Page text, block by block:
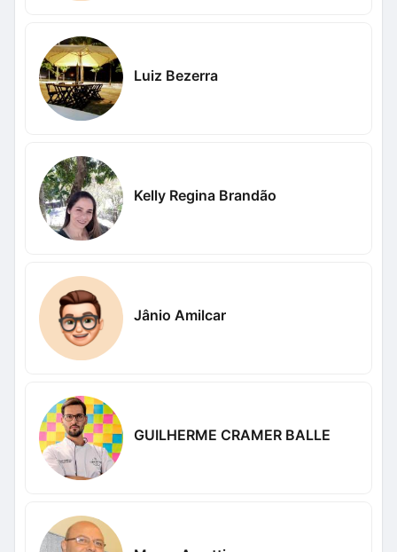
Luiz Bezerra
Kelly Regina Brandão
Jânio Amilcar
GUILHERME CRAMER BALLE